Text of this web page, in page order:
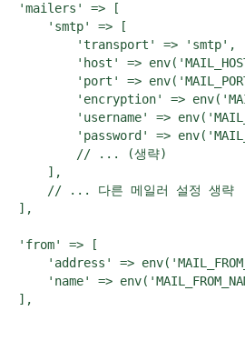
'mailers' => [
    'smtp' => [
        'transport' => 'smtp',
'host' =>
'port' =>
'encryption' =>
'username' =>
'password' =>
        // ... (생략)
    ],
    // ... 다른 메일러 설정 생략
],
'from' => [
'address' =>
'name' =>
],